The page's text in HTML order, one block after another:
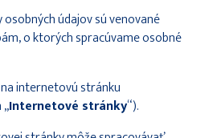
údajov sú venované
o ktorých spracúvame osobné
internetovú stránku
Internetové stránky“).